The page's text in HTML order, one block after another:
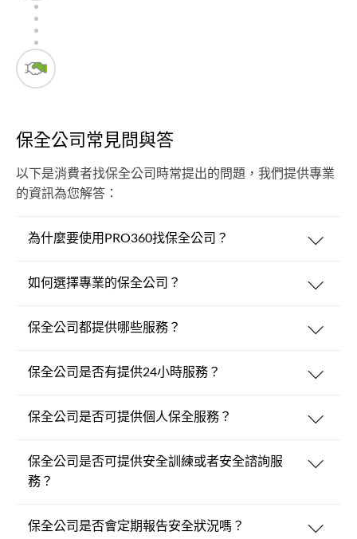
保全公司常見問與答
以下是消費者找保全公司時常提出的問題，我們提供專業
的資訊為您解答：
為什麼要使用PRO360找保全公司？
如何選擇專業的保全公司？
保全公司都提供哪些服務？
保全公司是否有提供24小時服務？
保全公司是否可提供個人保全服務？
保全公司是否可提供安全訓練或者安全諮詢服
務？
保全公司是否會定期報告安全狀況嗎？